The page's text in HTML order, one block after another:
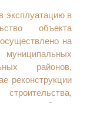
эксплуатацию в
объекта
на
районов,
реконструкции
двух и более
исключением